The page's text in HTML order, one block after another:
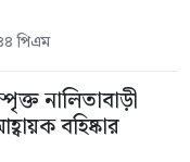
পিএম
নালিতাবাড়ী
বহিষ্কার